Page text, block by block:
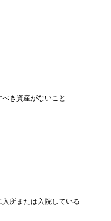
き資産がないこと
所または入院している